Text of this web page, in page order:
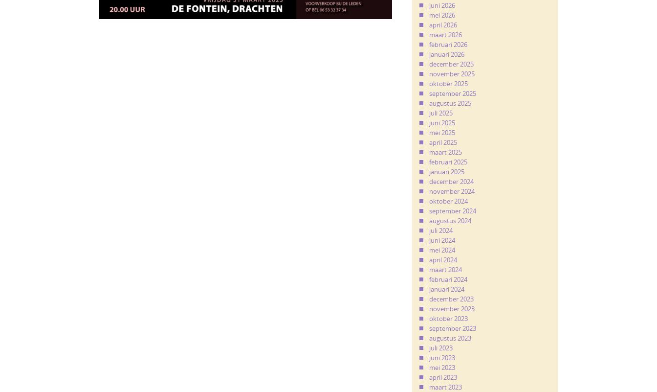
juni 2026
mei 2026
april 2026
maart 2026
februari 2026
januari 2026
december 2025
november 2025
oktober 2025
september 2025
augustus 2025
juli 2025
juni 2025
mei 2025
april 2025
maart 2025
februari 2025
januari 2025
december 2024
november 2024
oktober 2024
september 2024
augustus 2024
juli 2024
juni 2024
mei 2024
april 2024
maart 2024
februari 2024
januari 2024
december 2023
november 2023
oktober 2023
september 2023
augustus 2023
juli 2023
juni 2023
mei 2023
april 2023
maart 2023